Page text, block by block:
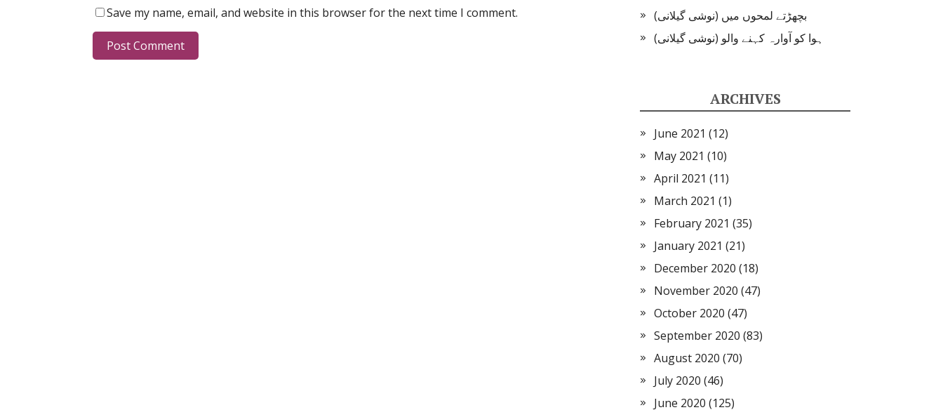
Save my name, email, and website in this browser for the next time I comment.
بچھڑتے لمحوں میں (نوشی گیلانی)
ہوا کو آوارہ کہنے والو (نوشی گیلانی)
ARCHIVES
June 2021 (12)
May 2021 (10)
April 2021 (11)
March 2021 (1)
February 2021 (35)
January 2021 (21)
December 2020 (18)
November 2020 (47)
October 2020 (47)
September 2020 (83)
August 2020 (70)
July 2020 (46)
June 2020 (125)